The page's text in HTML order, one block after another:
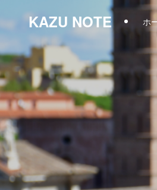
KAZU NOTE ホ